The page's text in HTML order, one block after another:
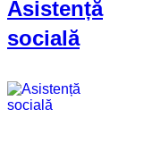
Asistență
socială